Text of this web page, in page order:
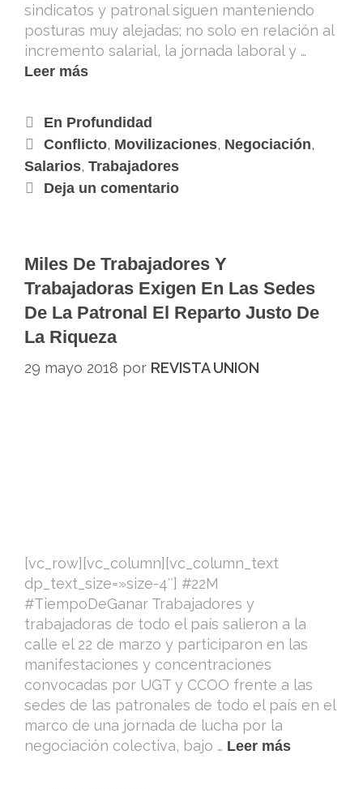
sindicatos y patronal siguen manteniendo
posturas muy alejadas; no solo en relación al
incremento salarial, la jornada laboral y …
Leer más
En Profundidad
Conflicto, Movilizaciones, Negociación,
Salarios, Trabajadores
Deja un comentario
Miles De Trabajadores Y
Trabajadoras Exigen En Las Sedes
De La Patronal El Reparto Justo De
La Riqueza
29 mayo 2018 por REVISTA UNION
[vc_row][vc_column][vc_column_text
dp_text_size=»size-4″] #22M
#TiempoDeGanar ​Trabajadores y
trabajadoras de todo el país salieron a la
calle el 22 de marzo y participaron en las
manifestaciones y concentraciones
convocadas por UGT y CCOO frente a las
sedes de las patronales de todo el país en el
marco de una jornada de lucha por la
negociación colectiva, bajo … Leer más